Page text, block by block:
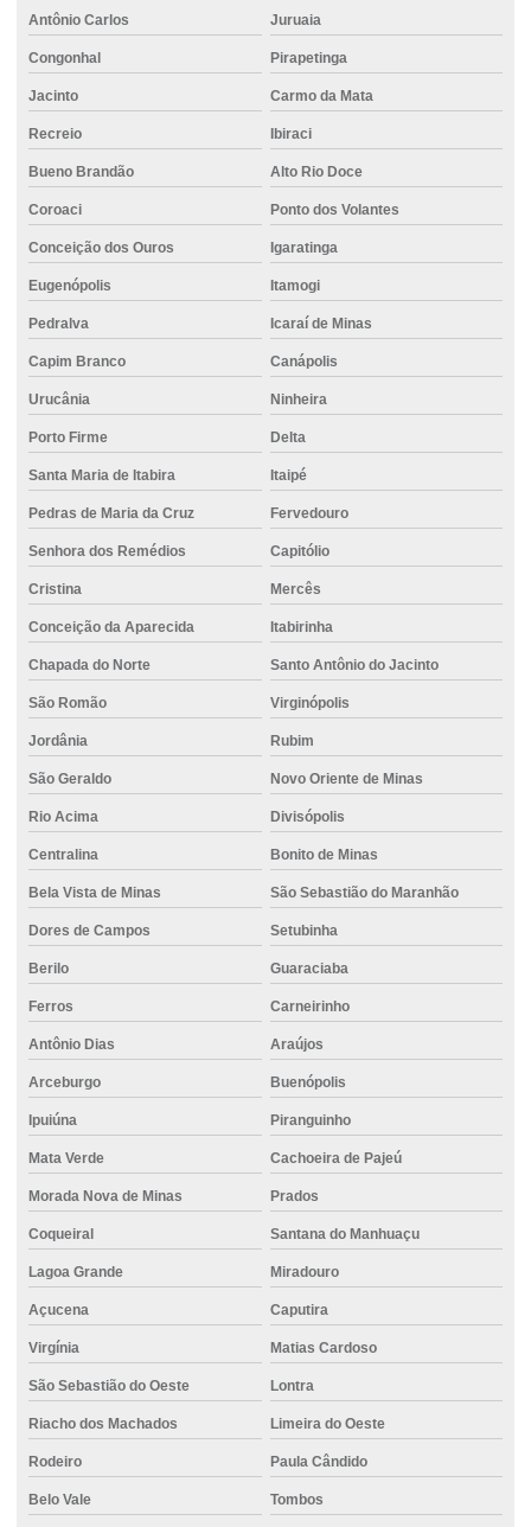
Fornecedor de concreto pronto
Fornecedores de concreto usinado
Fornecimento de cimento para construção de edifícios
Fornecimento de cimento para construção de parede
Fornecimento de cimento ensacado para obra
Fornecimento de cimento para obras comerciais
Fornecimento de cimento para obras de pavimentação
Fornecimento de cimento de qualidade para obras
Fornecimento de concreto armado
Fundação para áreas urbanas
Fundação com controle técnico
Fundação para edifícios altos
Fundação de estaca escavada
Fundação de estaca hélice
Fundação de estaca hélice contínua
Fundação de estaca strauss
Fundação com estacas de concreto
Fundação hélice contínua
Fundação com perfuração controlada
Fundação profunda
Fundação com sistema monitorado
Fundação com suporte técnico especializado
Fundação com tecnologia de ponta
Fundação para terrenos instáveis
Fundação com tubulão
Fundações especiais
Fundações por estacas
Locação de empilhadeira com operador
Locação de empilhadeira preço
Antônio Carlos Juruaia
Congonhal Pirapetinga
Jacinto Carmo da Mata
Recreio Ibiraci
Bueno Brandão Alto Rio Doce
Coroaci Ponto dos Volantes
Conceição dos Ouros Igaratinga
Eugenópolis Itamogi
Pedralva Icaraí de Minas
Capim Branco Canápolis
Urucânia Ninheira
Porto Firme Delta
Santa Maria de Itabira Itaipé
Pedras de Maria da Cruz Fervedouro
Senhora dos Remédios Capitólio
Cristina Mercês
Conceição da Aparecida Itabirinha
Chapada do Norte Santo Antônio do Jacinto
São Romão Virginópolis
Jordânia Rubim
São Geraldo Novo Oriente de Minas
Rio Acima Divisópolis
Centralina Bonito de Minas
Bela Vista de Minas São Sebastião do Maranhão
Dores de Campos Setubinha
Berilo Guaraciaba
Ferros Carneirinho
Antônio Dias Araújos
Arceburgo Buenópolis
Ipuiúna Piranguinho
Mata Verde Cachoeira de Pajeú
Morada Nova de Minas Prados
Coqueiral Santana do Manhuaçu
Lagoa Grande Miradouro
Açucena Caputira
Virgínia Matias Cardoso
São Sebastião do Oeste Lontra
Riacho dos Machados Limeira do Oeste
Rodeiro Paula Cândido
Belo Vale Tombos